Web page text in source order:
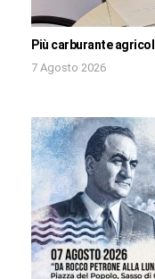
Più carburante
7 Agosto 2026